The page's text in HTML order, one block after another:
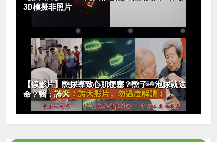
3D模擬非照片
【假影片】憋尿導致心肌梗塞？憋了ㄧ泡尿就送
命？醫：誇大